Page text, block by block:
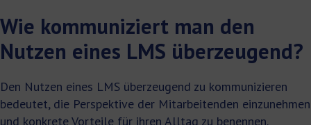
Wie kommuniziert man den
Nutzen eines LMS überzeugend?
Den Nutzen eines LMS überzeugend zu kommunizieren
bedeutet, die Perspektive der Mitarbeitenden einzunehmen
und konkrete Vorteile für ihren Alltag zu benennen.